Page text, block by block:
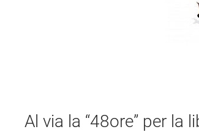
Al via la “48ore” per la